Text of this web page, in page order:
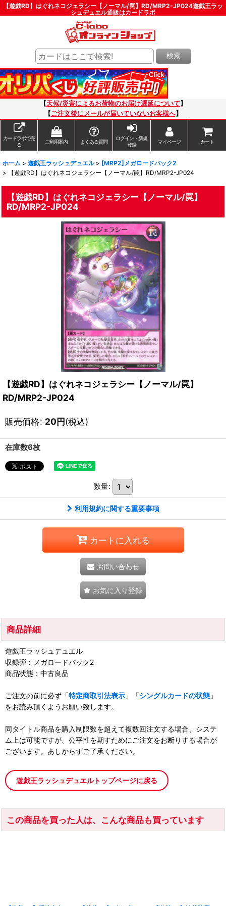
【遊戯RD】はぐれネコジェラシー【ノーマル/罠】RD/MRP2-JP024遊戯王ラッ
シュデュエル通販はカードラボ
検索
【天候/災害によるお荷物のお届け遅延について 】
【ご注文後にメールが届いていないお客様へ】
カードラボで売
る
ご利用案内 よくある質問
ログイン・新規
登録
マイページ カート
ホーム > 遊戯王ラッシュデュエル > [MRP2]メガロードパック2
>
【遊戯RD】はぐれネコジェラシー【ノーマル/罠】RD/MRP2-JP024
【遊戯RD】はぐれネコジェラシー【ノーマル/罠】
RD/MRP2-JP024
【遊戯RD】はぐれネコジェラシー【ノーマル/罠】
RD/MRP2-JP024
販売価格: 20円(税込)
在庫数6枚
数量:
利用規約に関する重要事項
カートに入れる
お問い合わせ
お気に入り登録
商品詳細
遊戯王ラッシュデュエル
収録弾：メガロードパック2
商品状態：中古良品
ご注文の前に必ず「特定商取引法表示 」「シングルカードの状態 」
をお読み頂くようお願い致します。
同タイトル商品を購入制限数を超えて複数回注文する場合、システ
ム上は可能ですが、公平性を期すためにご注文をお断りする場合が
ございます。あしからずご了承ください。
遊戯王ラッシュデュエルトップページに戻る
この商品を買った人は、こんな商品も買っています